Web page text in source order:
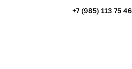
+7 (985) 113 75 46